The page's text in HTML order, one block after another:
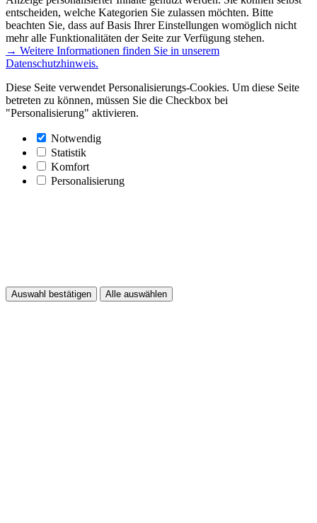
entscheiden, welche Kategorien Sie zulassen möchten. Bitte
beachten Sie, dass auf Basis Ihrer Einstellungen womöglich nicht
mehr alle Funktionalitäten der Seite zur Verfügung stehen.
→ Weitere Informationen finden Sie in unserem
Datenschutzhinweis.
Diese Seite verwendet Personalisierungs-Cookies. Um diese Seite
betreten zu können, müssen Sie die Checkbox bei
"Personalisierung" aktivieren.
Notwendig
Statistik
Komfort
Personalisierung
Auswahl bestätigen Alle auswählen